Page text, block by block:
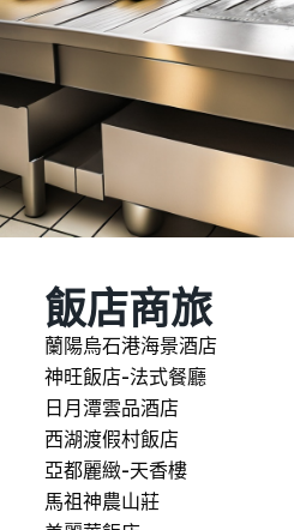
飯店商旅
蘭陽烏石港海景酒店
神旺飯店-法式餐廳
日月潭雲品酒店
西湖渡假村飯店
亞都麗緻-天香樓
馬祖神農山莊